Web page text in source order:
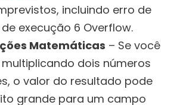
incluindo erro de
execução 6 Overflow.
Matemáticas – Se você
dois números
o valor do resultado pode
grande para um campo